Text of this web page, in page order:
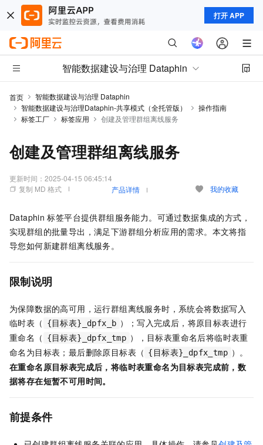
打开 APP
智能数据建设与治理 Dataphin
首页
智能数据建设与治理 Dataphin
智能数据建设与治理Dataphin-共享模式（全托管版）
操作指南
标签工厂
标签应用 创建及管理群组离线服务
创建及管理群组离线服务
更新时间： 2025-04-15 06:45:14
复制 MD 格式
产品详情 我的收藏
Dataphin 标签平台提供群组服务能力。可通过数据集成的方式，
实现群组的批量导出，满足下游群组分析应用的需求。本文将指
导您如何新建群组离线服务。
限制说明
为保障数据的高可用，运行群组离线服务时，系统会将数据写入
临时表（
{目标表}_dpfx_b ）；写入完成后，将原目标表进行
重命名（
{目标表}_dpfx_tmp ），目标表重命名后将临时表重
命名为目标表；最后删除原目标表（ {目标表}_dpfx_tmp ）。
在重命名原目标表完成后，将临时表重命名为目标表完成前，数
据将存在短暂不可用时间。
前提条件